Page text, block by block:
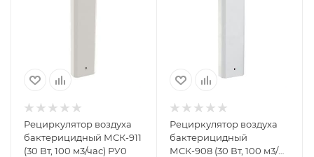
Рециркулятор воздуха
бактерицидный МСК-911
(30 Вт, 100 м3/час) РУ0
Рециркулятор воздуха
бактерицидный
МСК-908 (30 Вт, 100 м3/